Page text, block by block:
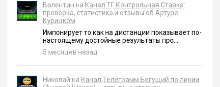
Валентин на Канал ТГ Контрольная Ставка:
проверка, статистика и отзывы об Артуре
Курицком
Импонирует то как на дистанции показывает по-
настоящему достойные результаты про...
5 месяцев назад
Николай на Канал Телеграмм Бегущий по линии